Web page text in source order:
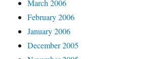
March 2006
February 2006
January 2006
December 2005